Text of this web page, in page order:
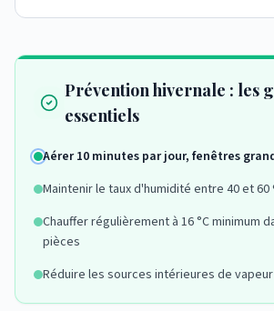
Prévention hivernale : les
essentiels
Aérer 10 minutes par jour, fenêtres
Maintenir le taux d'humidité entre 40 et 60
Chauffer régulièrement à 16 °C minimum
pièces
Réduire les sources intérieures de